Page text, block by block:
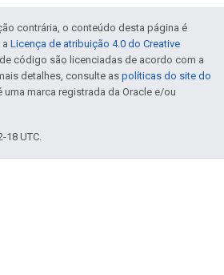
contrária, o conteúdo desta página é
Licença de atribuição 4.0 do Creative
código são licenciadas de acordo com a
detalhes, consulte as políticas do site do
uma marca registrada da Oracle e/ou
18 UTC.